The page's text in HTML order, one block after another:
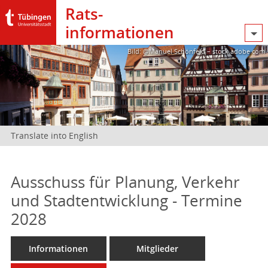
Rats­
informationen
Bild: @Manuel Schönfeld – stock.adobe.com
Translate into English
Ausschuss für Planung, Verkehr
und Stadtentwicklung - Termine
2028
Informationen Mitglieder